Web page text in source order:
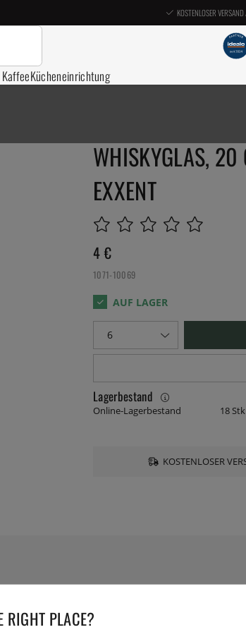
KOSTENLOSER
Kücheneinrichtung
WHISKYGLAS,
EXXENT
4 €
1071-10069
Lagerbestand
Online-Lagerbestand 18
KOSTENLOSER
TECHNISCHE DATEN
RIGHT PLACE?